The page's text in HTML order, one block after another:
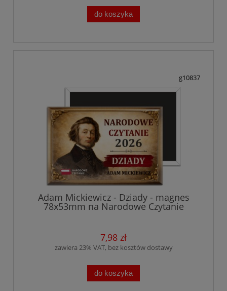
do koszyka
g10837
Adam Mickiewicz - Dziady - magnes
78x53mm na Narodowe Czytanie
7,98 zł
zawiera 23% VAT, bez kosztów dostawy
do koszyka